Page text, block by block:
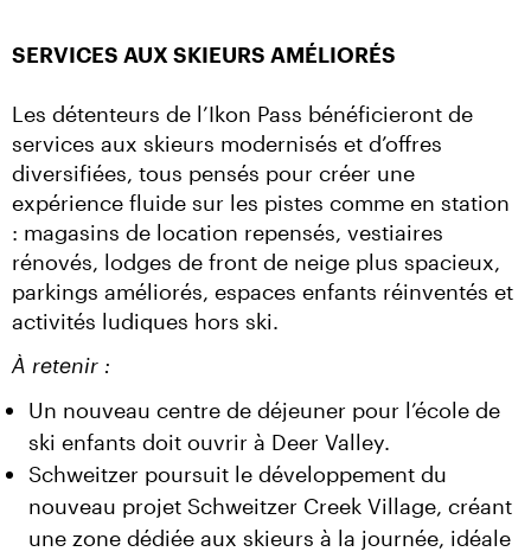
SERVICES AUX SKIEURS AMÉLIORÉS
Les détenteurs de l’Ikon Pass bénéficieront de
services aux skieurs modernisés et d’offres
diversifiées, tous pensés pour créer une
expérience fluide sur les pistes comme en station
: magasins de location repensés, vestiaires
rénovés, lodges de front de neige plus spacieux,
parkings améliorés, espaces enfants réinventés et
activités ludiques hors ski.
À retenir :
Un nouveau centre de déjeuner pour l’école de
ski enfants doit ouvrir à Deer Valley.
Schweitzer poursuit le développement du
nouveau projet Schweitzer Creek Village, créant
une zone dédiée aux skieurs à la journée, idéale